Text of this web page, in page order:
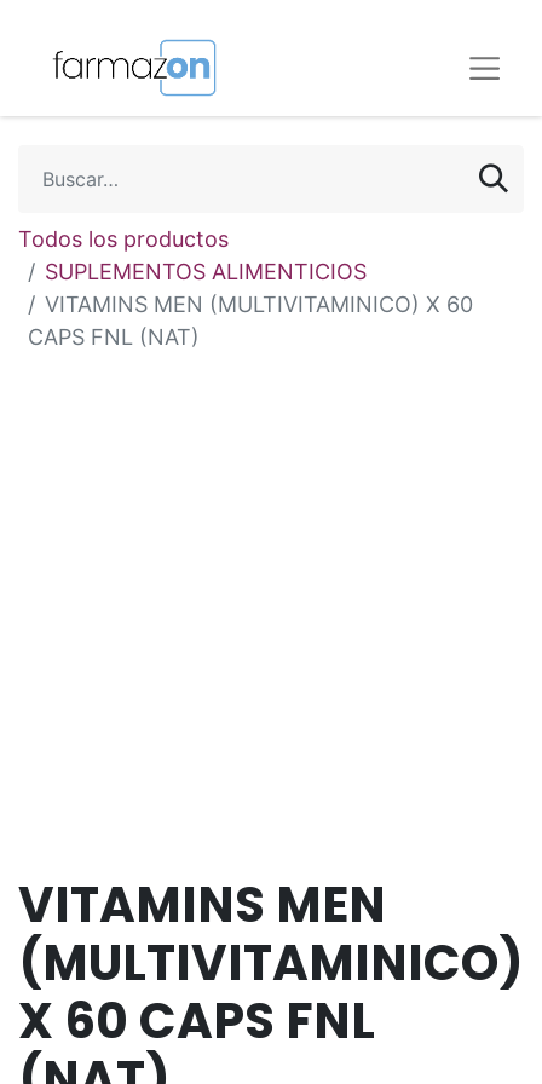
Todos los productos
SUPLEMENTOS ALIMENTICIOS
VITAMINS MEN (MULTIVITAMINICO) X 60
CAPS FNL (NAT)
VITAMINS MEN
(MULTIVITAMINICO)
X 60 CAPS FNL